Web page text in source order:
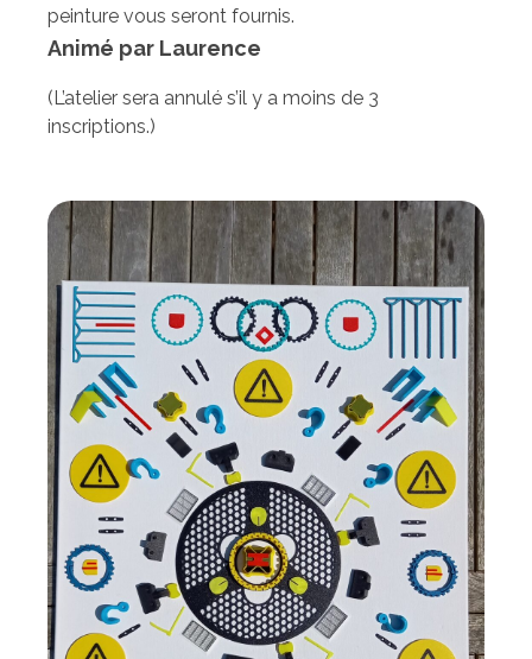
peinture vous seront fournis.
Animé par Laurence
(L’atelier sera annulé s’il y a moins de 3
inscriptions.)